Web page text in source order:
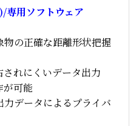
用ソフトウェア
物の正確な距離形状把握
されにくいデータ出力
が可能
力データによるプライバ